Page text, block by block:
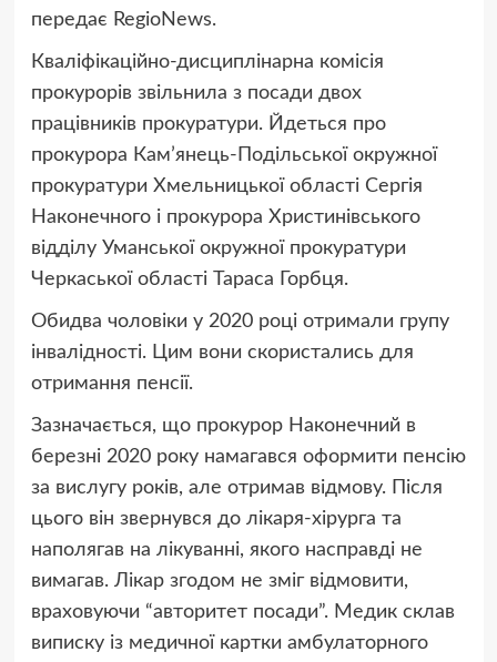
передає RegioNews.
Кваліфікаційно-дисциплінарна комісія
прокурорів звільнила з посади двох
працівників прокуратури. Йдеться про
прокурора Кам’янець-Подільської окружної
прокуратури Хмельницької області Сергія
Наконечного і прокурора Христинівського
відділу Уманської окружної прокуратури
Черкаської області Тараса Горбця.
Обидва чоловіки у 2020 році отримали групу
інвалідності. Цим вони скористались для
отримання пенсії.
Зазначається, що прокурор Наконечний в
березні 2020 року намагався оформити пенсію
за вислугу років, але отримав відмову. Після
цього він звернувся до лікаря-хірурга та
наполягав на лікуванні, якого насправді не
вимагав. Лікар згодом не зміг відмовити,
враховуючи “авторитет посади”. Медик склав
виписку із медичної картки амбулаторного